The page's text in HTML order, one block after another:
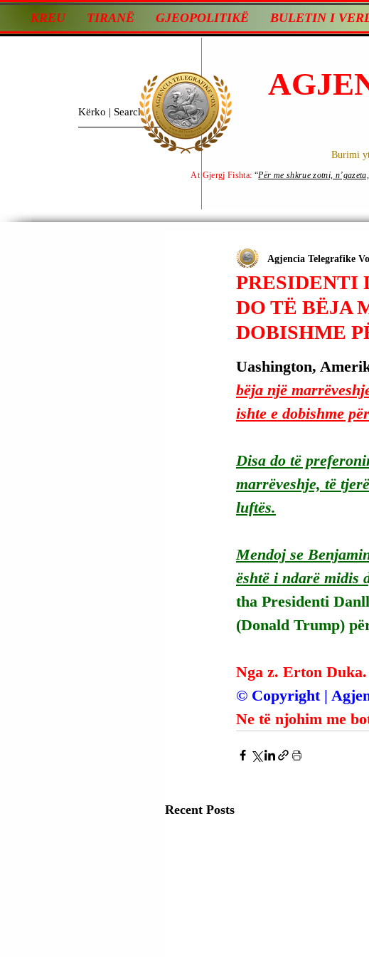
KREU TIRANË GJEOPOLITIKË BULETIN I
Burimi
At Gjergj Fishta: “Për me shkrue zotni,
PRESIDENTI
DO TË BËJA
DOBISHME
Agjencia Telegrafike
Uashington,
bëja një
ishte e dobishme
Disa do të
marrëveshje, të
luftës.
Mendoj se
është i ndarë midis
tha Presidenti
(Donald Trump)
Nga z. Erton Duka.
© Copyright |
Ne të njohim me
Recent Posts